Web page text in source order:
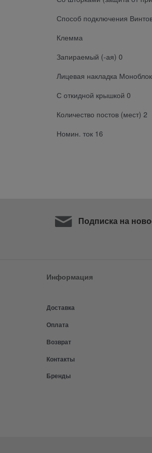
Способ подключения
Клемма
Запираемый (-ая) 0
Лицевая накладка
С откидной крышкой 0
Количество постов (мест) 2
Номин. ток 16
Подписка на
Информация
Доставка
Оплата
Возврат
Контакты
Бренды